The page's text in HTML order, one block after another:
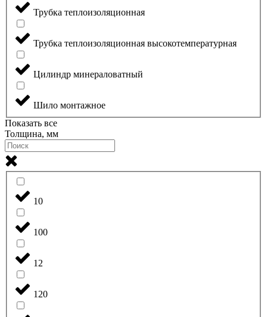
Трубка теплоизоляционная
Трубка теплоизоляционная высокотемпературная
Цилиндр минераловатный
Шило монтажное
Показать все
Толщина, мм
10
100
12
120